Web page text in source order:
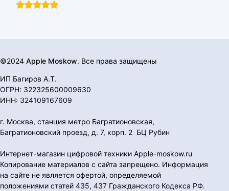
©2024 Apple Moskow. Все права защищены
ИП Багиров А.Т.
ОГРН: 322325600009630
ИНН: 324109167609
г. Москва, станция метро Багратионовская,
Багратионовский проезд, д. 7, корп. 2 БЦ Рубин
Интернет-магазин цифровой техники Apple-moskow.ru
Копирование материалов с сайта запрещено. Информация
на сайте не является офертой, определяемой
положениями статей 435, 437 Гражданского Кодекса РФ.